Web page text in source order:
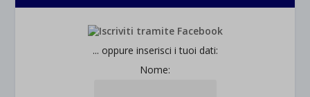
... oppure inserisci i tuoi dati:
Nome: